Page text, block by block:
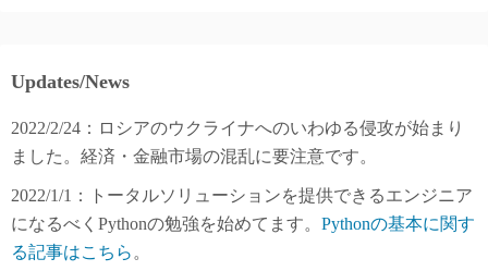
Updates/News
2022/2/24：ロシアのウクライナへのいわゆる侵攻が始まり
ました。経済・金融市場の混乱に要注意です。
2022/1/1：トータルソリューションを提供できるエンジニア
になるべくPythonの勉強を始めてます。 Pythonの基本に関す
る記事はこちら 。